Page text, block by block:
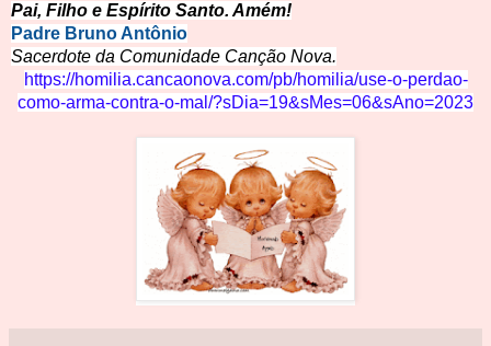
Pai, Filho e Espírito Santo. Amém!
Padre Bruno Antônio
Sacerdote da Comunidade Canção Nova.
https://homilia.cancaonova.com/pb/homil ia/use-o-perdao-
como-arma-contra-o-mal/?sDia=19&sMes=06&sAno=2023